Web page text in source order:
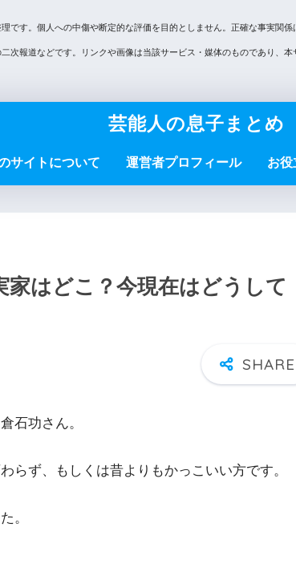
す。個人への中傷や断定的な評価を目的としません。正確な事実関係
報道などです。リンクや画像は当該サービス・媒体のものであり、本
芸能人の息子まとめ
サイトについて 運営者プロフィール お役
はどこ？今現在はどうして
石功さん。
らず、もしくは昔よりもかっこいい方です。
。